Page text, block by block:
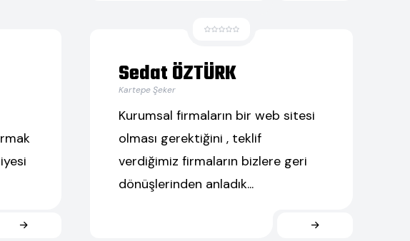
Sedat ÖZTÜRK
Kartepe Şeker
Kurumsal firmaların bir web sitesi
olması gerektiğini , teklif
verdiğimiz firmaların bizlere geri
dönüşlerinden anladık...